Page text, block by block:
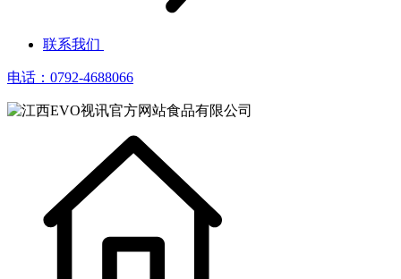
联系我们
电话：0792-4688066